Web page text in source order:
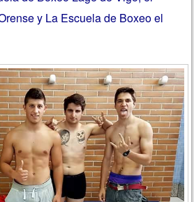
y La Escuela de Boxeo el